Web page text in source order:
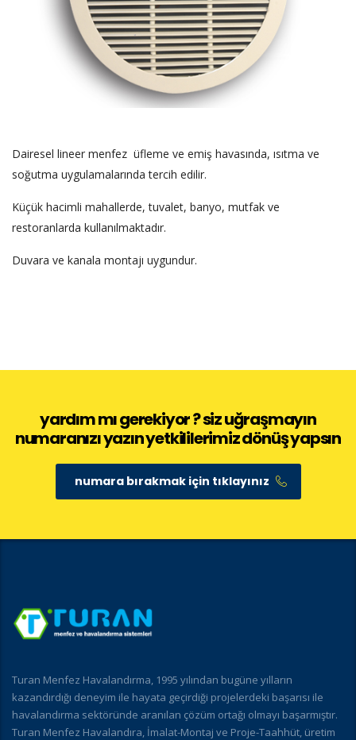
Dairesel lineer menfez üfleme ve emiş havasında, ısıtma ve
soğutma uygulamalarında tercih edilir.
Küçük hacimli mahallerde, tuvalet, banyo, mutfak ve
restoranlarda kullanılmaktadır.
Duvara ve kanala montajı uygundur.
yardım mı gerekiyor ? siz uğraşmayın
numaranızı yazın yetkililerimiz dönüş yapsın
numara bırakmak için tıklayınız
Turan Menfez Havalandırma, 1995 yılından bugüne yılların
kazandırdığı deneyim ile hayata geçirdiği projelerdeki başarısı ile
havalandırma sektöründe aranılan çözüm ortağı olmayı başarmıştır.
Turan Menfez Havalandıra, İmalat-Montaj ve Proje-Taahhüt, üretim